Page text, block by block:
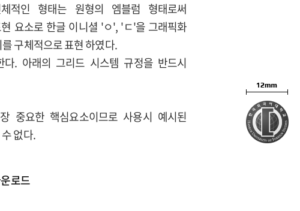
적인 형태는 원형의 엠블럼 형태로써
요소로 한글 이니셜 'ㅇ', 'ㄷ'을 그래픽화
구체적으로 표현 하였다.
. 아래의 그리드 시스템 규정을 반드시
중요한 핵심요소이므로 사용시 예시된
없다.
로드